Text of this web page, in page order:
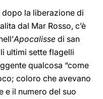
la liberazione di
dal Mar Rosso, c’è
Apocalisse di san
ultimi sette flagelli
qualcosa “come
coloro che avevano
e il numero del suo